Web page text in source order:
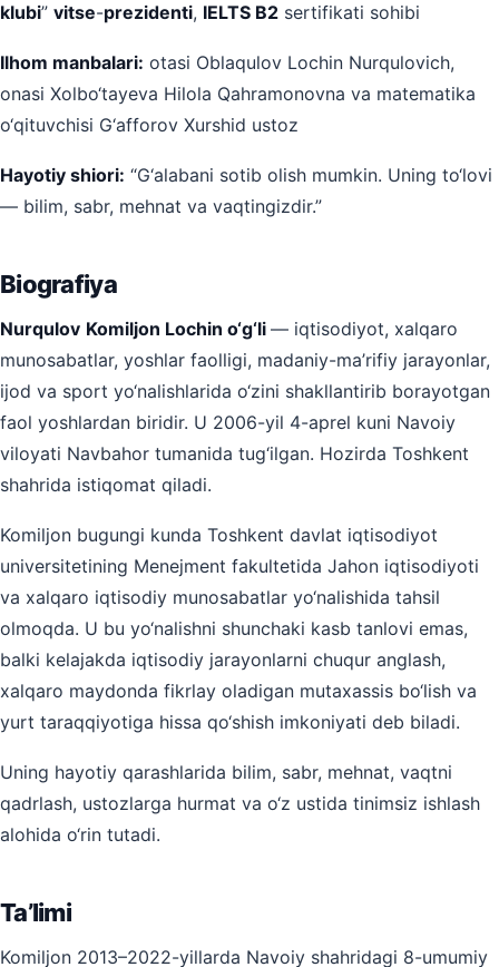
klubi” vitse-prezidenti, IELTS B2 sertifikati sohibi
Ilhom manbalari: otasi Oblaqulov Lochin Nurqulovich,
onasi Xolbo‘tayeva Hilola Qahramonovna va matematika
o‘qituvchisi G‘afforov Xurshid ustoz
Hayotiy shiori: “G‘alabani sotib olish mumkin. Uning to‘lovi
— bilim, sabr, mehnat va vaqtingizdir.”
Biografiya
Nurqulov Komiljon Lochin o‘g‘li — iqtisodiyot, xalqaro
munosabatlar, yoshlar faolligi, madaniy-ma’rifiy jarayonlar,
ijod va sport yo‘nalishlarida o‘zini shakllantirib borayotgan
faol yoshlardan biridir. U 2006-yil 4-aprel kuni Navoiy
viloyati Navbahor tumanida tug‘ilgan. Hozirda Toshkent
shahrida istiqomat qiladi.
Komiljon bugungi kunda Toshkent davlat iqtisodiyot
universitetining Menejment fakultetida Jahon iqtisodiyoti
va xalqaro iqtisodiy munosabatlar yo‘nalishida tahsil
olmoqda. U bu yo‘nalishni shunchaki kasb tanlovi emas,
balki kelajakda iqtisodiy jarayonlarni chuqur anglash,
xalqaro maydonda fikrlay oladigan mutaxassis bo‘lish va
yurt taraqqiyotiga hissa qo‘shish imkoniyati deb biladi.
Uning hayotiy qarashlarida bilim, sabr, mehnat, vaqtni
qadrlash, ustozlarga hurmat va o‘z ustida tinimsiz ishlash
alohida o‘rin tutadi.
Ta’limi
Komiljon 2013–2022-yillarda Navoiy shahridagi 8-umumiy